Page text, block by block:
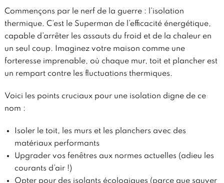
Commençons par le nerf de la guerre : l’isolation
thermique. C’est le Superman de l’efficacité énergétique,
capable d’arrêter les assauts du froid et de la chaleur en
un seul coup. Imaginez votre maison comme une
forteresse imprenable, où chaque mur, toit et plancher est
un rempart contre les fluctuations thermiques.
Voici les points cruciaux pour une isolation digne de ce
nom :
Isoler le toit, les murs et les planchers avec des
matériaux performants
Upgrader vos fenêtres aux normes actuelles (adieu les
courants d’air !)
Opter pour des isolants écologiques (parce que sauver